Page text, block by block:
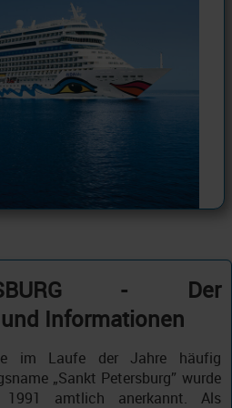
- Der
Informationen
im Laufe der Jahre häufig
„Sankt Petersburg” wurde
amtlich anerkannt. Als